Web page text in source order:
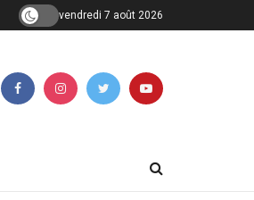
vendredi 7 août 2026